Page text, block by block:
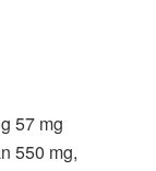
57 mg
550 mg,